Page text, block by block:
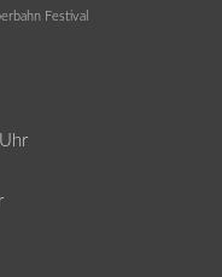
Festival